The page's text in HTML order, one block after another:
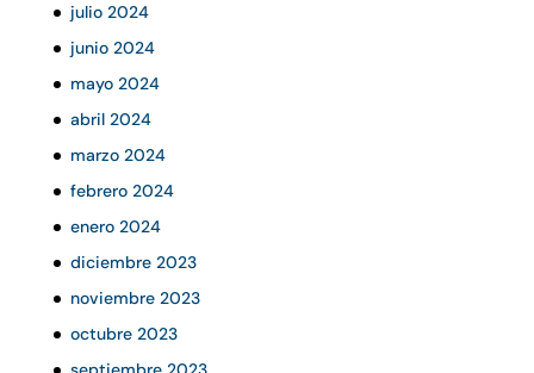
julio 2024
junio 2024
mayo 2024
abril 2024
marzo 2024
febrero 2024
enero 2024
diciembre 2023
noviembre 2023
octubre 2023